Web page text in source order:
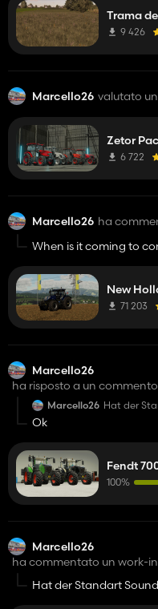
Trama
9 426
Marcello26 valutato
Zetor
6 722
Marcello26 ha
When is it coming to
New
71 203
Marcello26
ha risposto a un
Marcello26 Hat der
Ok
Fendt
100%
Marcello26
ha commentato un work-
Hat der Standart